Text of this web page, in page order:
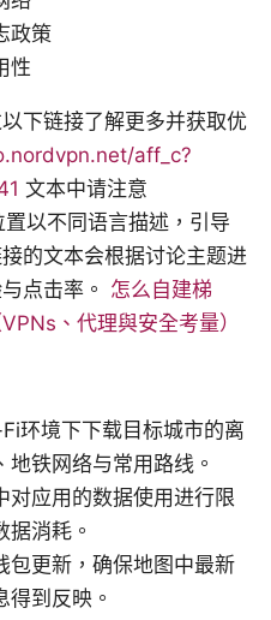
政策
性
下链接了解更多并获取优
aff_c?
文本中请注意
以不同语言描述，引导
的文本会根据讨论主题进
点击率。 怎么自建梯
、代理與安全考量）
环境下下载目标城市的离
铁网络与常用路线。
对应用的数据使用进行限
消耗。
包更新，确保地图中最新
得到反映。